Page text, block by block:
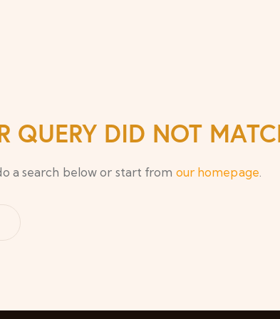
QUERY DID NOT
a search below or start from our homepage.